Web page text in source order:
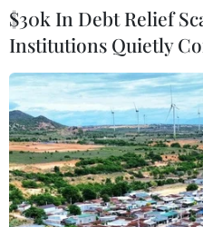
Giáo hoàng kêu gọi
hòa bình ở Syria
29/09/2016 12:28
$30k In Debt Relief
Institutions Quietly